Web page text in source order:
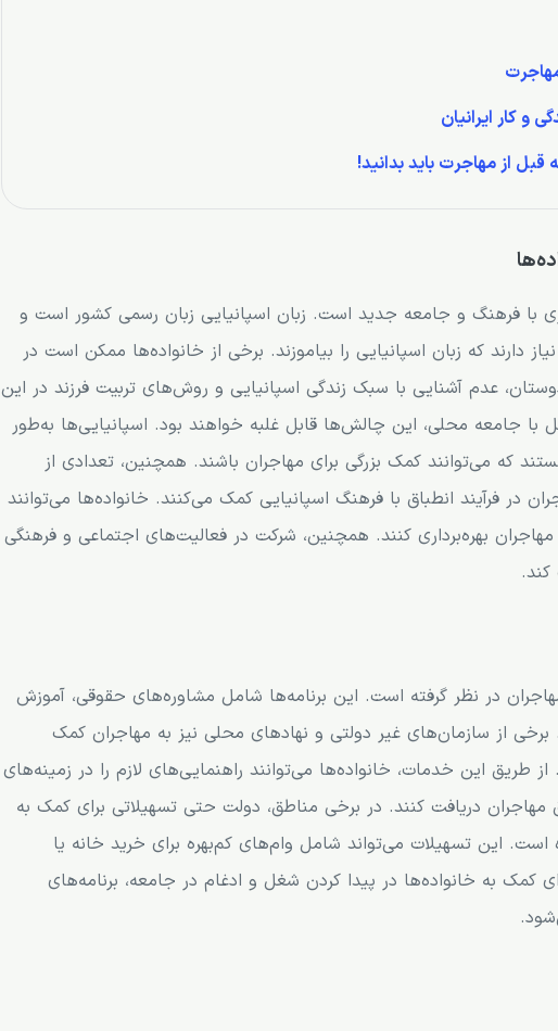
و کار ایرانیان
با فرهنگ و جامعه جدید است. زبان اسپانیایی زبان رسمی کشور است و
دارند که زبان اسپانیایی را بیاموزند. برخی از خانواده‌ها ممکن است در
عدم آشنایی با سبک زندگی اسپانیایی و روش‌های تربیت فرزند در این
با جامعه محلی، این چالش‌ها قابل غلبه خواهند بود. اسپانیایی‌ها به‌طور
که می‌توانند کمک بزرگی برای مهاجران باشند. همچنین، تعدادی از
در فرآیند انطباق با فرهنگ اسپانیایی کمک می‌کنند. خانواده‌ها می‌توانند
بهره‌برداری کنند. همچنین، شرکت در فعالیت‌های اجتماعی و فرهنگی
در نظر گرفته است. این برنامه‌ها شامل مشاوره‌های حقوقی، آموزش
از سازمان‌های غیر دولتی و نهادهای محلی نیز به مهاجران کمک
طریق این خدمات، خانواده‌ها می‌توانند راهنمایی‌های لازم را در زمینه‌های
دریافت کنند. در برخی مناطق، دولت حتی تسهیلاتی برای کمک به
است. این تسهیلات می‌تواند شامل وام‌های کم‌بهره برای خرید خانه یا
کمک به خانواده‌ها در پیدا کردن شغل و ادغام در جامعه، برنامه‌های